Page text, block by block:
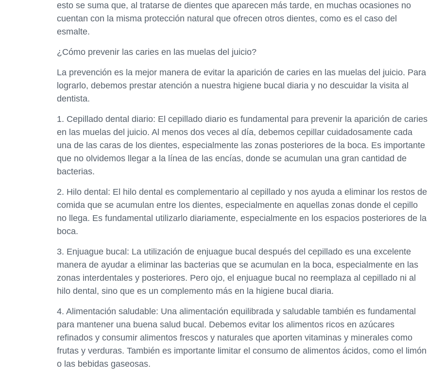
esto se suma que, al tratarse de dientes que aparecen más tarde, en muchas ocasiones no
cuentan con la misma protección natural que ofrecen otros dientes, como es el caso del
esmalte.
¿Cómo prevenir las caries en las muelas del juicio?
La prevención es la mejor manera de evitar la aparición de caries en las muelas del juicio. Para
lograrlo, debemos prestar atención a nuestra higiene bucal diaria y no descuidar la visita al
dentista.
1. Cepillado dental diario: El cepillado diario es fundamental para prevenir la aparición de caries
en las muelas del juicio. Al menos dos veces al día, debemos cepillar cuidadosamente cada
una de las caras de los dientes, especialmente las zonas posteriores de la boca. Es importante
que no olvidemos llegar a la línea de las encías, donde se acumulan una gran cantidad de
bacterias.
2. Hilo dental: El hilo dental es complementario al cepillado y nos ayuda a eliminar los restos de
comida que se acumulan entre los dientes, especialmente en aquellas zonas donde el cepillo
no llega. Es fundamental utilizarlo diariamente, especialmente en los espacios posteriores de la
boca.
3. Enjuague bucal: La utilización de enjuague bucal después del cepillado es una excelente
manera de ayudar a eliminar las bacterias que se acumulan en la boca, especialmente en las
zonas interdentales y posteriores. Pero ojo, el enjuague bucal no reemplaza al cepillado ni al
hilo dental, sino que es un complemento más en la higiene bucal diaria.
4. Alimentación saludable: Una alimentación equilibrada y saludable también es fundamental
para mantener una buena salud bucal. Debemos evitar los alimentos ricos en azúcares
refinados y consumir alimentos frescos y naturales que aporten vitaminas y minerales como
frutas y verduras. También es importante limitar el consumo de alimentos ácidos, como el limón
o las bebidas gaseosas.